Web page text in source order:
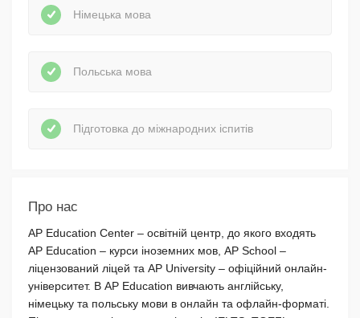
Німецька мова
Польська мова
Підготовка до міжнародних іспитів
Про нас
AP Education Center – освітній центр, до якого входять
AP Education – курси іноземних мов, AP School –
ліцензований ліцей та AP University – офіційний онлайн-
університет. В AP Education вивчають англійську,
німецьку та польську мови в онлайн та офлайн-форматі.